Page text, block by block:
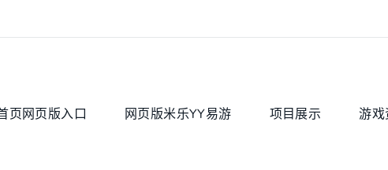
页网页版入口 网页版米乐YY易游 项目展示 游